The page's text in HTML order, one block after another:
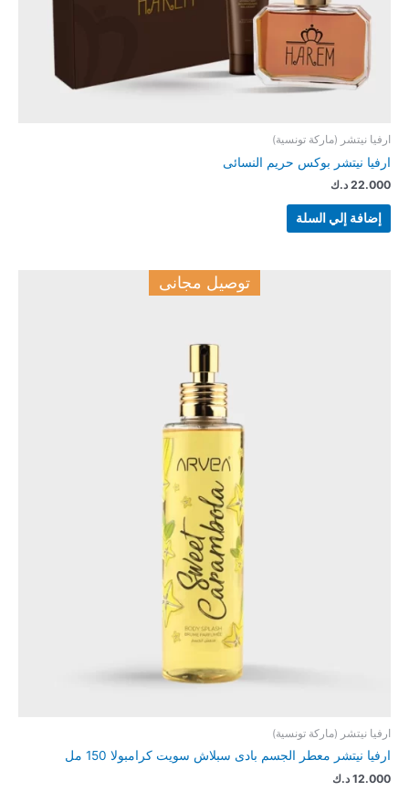
ارفيا نيتشر (ماركة تونسية)
ارفيا نيتشر بوكس حريم النسائى
22.000 د.ك
إضافة إلي السلة
توصيل مجانى
ارفيا نيتشر (ماركة تونسية)
ارفيا نيتشر معطر الجسم بادى سبلاش سويت كرامبولا 150 مل
12.000 د.ك